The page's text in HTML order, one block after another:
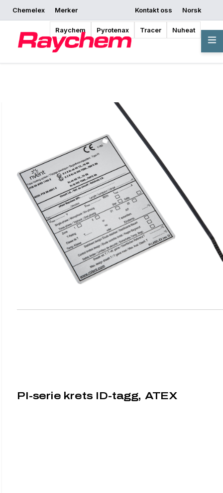
Chemelex Merker
Raychem Pyrotenax Tracer Nuheat
Kontakt oss
Norsk
Be om et tilbud
Hvor kan jeg kjøpe Begynn å designe
Oversikt
PI-serie krets ID-tagg, ATEX